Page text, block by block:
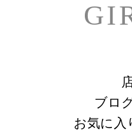
ブロ
お気に入